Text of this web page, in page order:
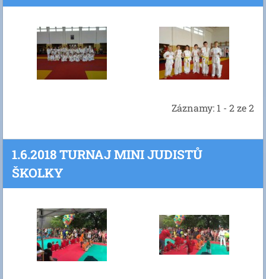
Záznamy: 1 - 2 ze 2
1.6.2018 TURNAJ MINI JUDISTŮ
ŠKOLKY